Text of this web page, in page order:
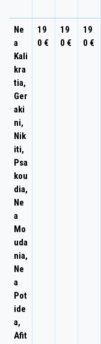
Ne
a
Kali
kra
tia,
Ger
aki
ni,
Nik
iti,
Psa
kou
dia,
Ne
a
Mo
uda
nia,
Ne
a
Pot
ide
a,
Afit
19
0 €
19
0 €
19
0 €